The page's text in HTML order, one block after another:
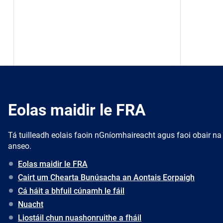
Eolas maidir le FRA
Tá tuilleadh eolais faoin nGníomhaireacht agus faoi obair
anseo.
Eolas maidir le FRA
Cairt um Chearta Bunúsacha an Aontais Eorpaigh
Cá háit a bhfuil cúnamh le fáil
Nuacht
Liostáil chun nuashonruithe a fháil